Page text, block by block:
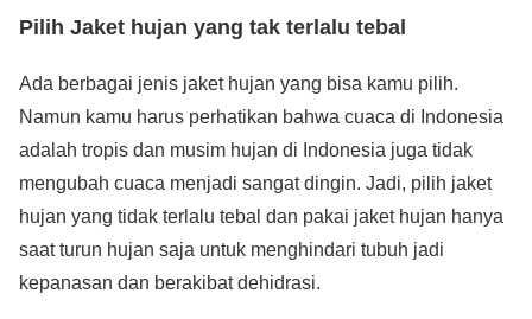
Pilih Jaket hujan yang tak terlalu tebal
Ada berbagai jenis jaket hujan yang bisa kamu pilih.
Namun kamu harus perhatikan bahwa cuaca di Indonesia
adalah tropis dan musim hujan di Indonesia juga tidak
mengubah cuaca menjadi sangat dingin. Jadi, pilih jaket
hujan yang tidak terlalu tebal dan pakai jaket hujan hanya
saat turun hujan saja untuk menghindari tubuh jadi
kepanasan dan berakibat dehidrasi.